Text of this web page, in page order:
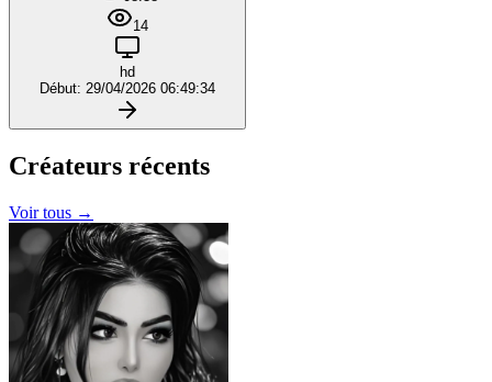
14
hd
Début: 29/04/2026 06:49:34
Créateurs récents
Voir tous →